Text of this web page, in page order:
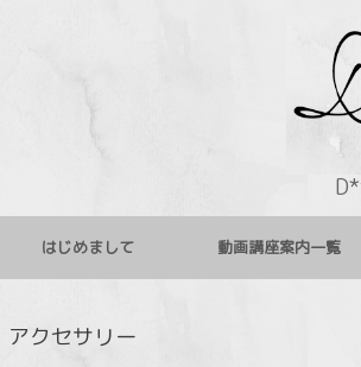
はじめまして 動画講座案内一覧
アクセサリー